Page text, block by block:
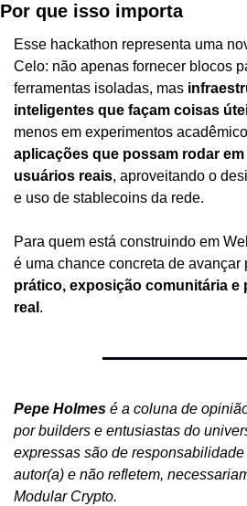
Por que isso importa
Esse hackathon representa uma
Celo: não apenas fornecer blocos
ferramentas isoladas, mas
inteligentes que façam coisas
aplicações que possam rodar
usuários reais, aproveitando o
e uso de stablecoins da rede.
Para quem está construindo em
é uma chance concreta de avançar
prático, exposição comunitária e
real .
Pepe Holmes é a coluna de
por builders e entusiastas do
expressas são de
autor(a) e não refletem,
Modular Crypto.